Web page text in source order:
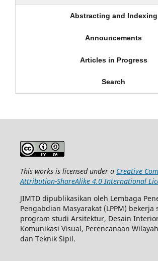
Abstracting and Indexing
Announcements
Articles in Progress
Search
This works is licensed under a Creative
Attribution-ShareAlike 4.0 International
JIMTD dipublikasikan oleh Lembaga
Pengabdian Masyarakat (LPPM) bekerja
program studi Arsitektur, Desain
Komunikasi Visual, Perencanaan
dan Teknik Sipil.